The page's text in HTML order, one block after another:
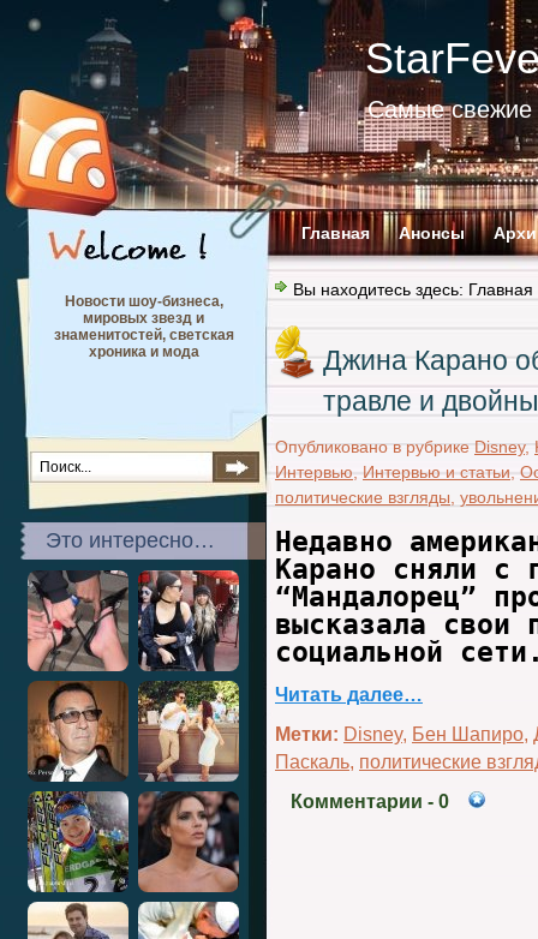
Самые свежие
Главная Анонсы
Новости шоу-бизнеса,
мировых звезд и
знаменитостей, светская
хроника и мода
Это интересно…
Вы находитесь здесь: Главная
Джина Карано
травле и
Опубликовано в рубрике Disney,
Интервью
Интервью и статьи
политические взгляды
Недавно
Карано сняли с
“Мандалорец”
высказала свои
социальной
Читать далее…
Метки: Disney, Бен Шапиро,
Паскаль, политические
Комментарии - 0